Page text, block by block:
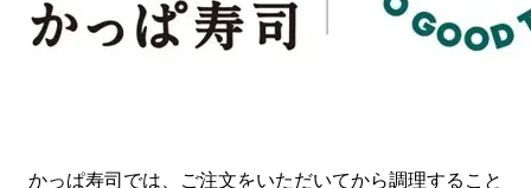
かっぱ寿司では、ご注文をいただいてから調理すること